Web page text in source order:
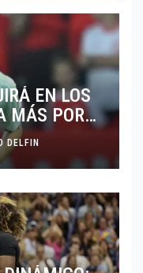
EN LOS
MÁS POR
DELFIN